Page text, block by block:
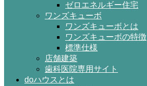
ゼロエネルギー住宅
ワンズキューボ
ワンズキューボとは
ワンズキューボの特徴
標準仕様
店舗建築
歯科医院専用サイト
doハウスとは